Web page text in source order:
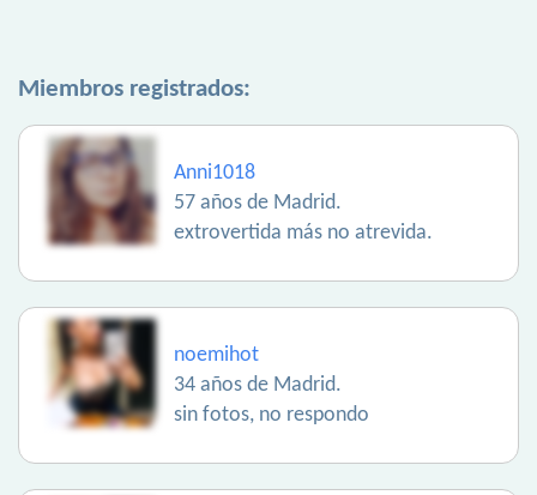
Miembros registrados:
Anni1018
57 años de Madrid.
extrovertida más no atrevida.
noemihot
34 años de Madrid.
sin fotos, no respondo